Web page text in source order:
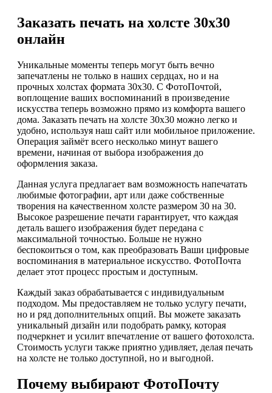
Заказать печать на холсте 30х30
онлайн
Уникальные моменты теперь могут быть вечно
запечатлены не только в наших сердцах, но и на
прочных холстах формата 30х30. С ФотоПочтой,
воплощение ваших воспоминаний в произведение
искусства теперь возможно прямо из комфорта вашего
дома. Заказать печать на холсте 30х30 можно легко и
удобно, используя наш сайт или мобильное приложение.
Операция займёт всего несколько минут вашего
времени, начиная от выбора изображения до
оформления заказа.
Данная услуга предлагает вам возможность напечатать
любимые фотографии, арт или даже собственные
творения на качественном холсте размером 30 на 30.
Высокое разрешение печати гарантирует, что каждая
деталь вашего изображения будет передана с
максимальной точностью. Больше не нужно
беспокоиться о том, как преобразовать Ваши цифровые
воспоминания в материальное искусство. ФотоПочта
делает этот процесс простым и доступным.
Каждый заказ обрабатывается с индивидуальным
подходом. Мы предоставляем не только услугу печати,
но и ряд дополнительных опций. Вы можете заказать
уникальный дизайн или подобрать рамку, которая
подчеркнет и усилит впечатление от вашего фотохолста.
Стоимость услуги также приятно удивляет, делая печать
на холсте не только доступной, но и выгодной.
Почему выбирают ФотоПочту